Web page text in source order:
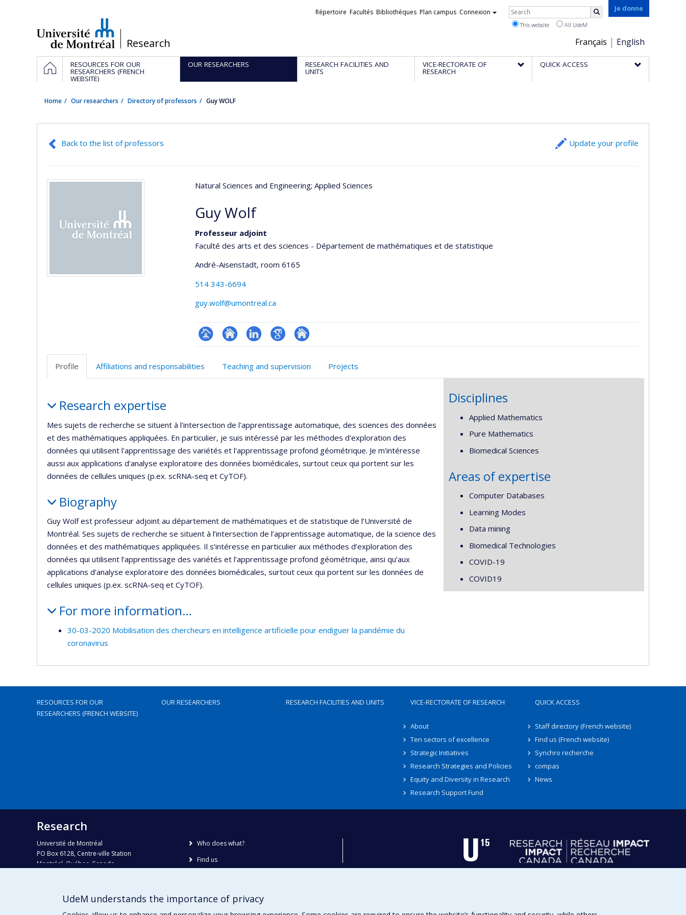
/Research
Je donne
Choix
de
la
Français English
Liens
Répertoire Facultés Bibliothèques Plan campus Connexion Rechercher
This website All UdeM
Navigation
principale
HOMERESOURCES FOR OUR
RESEARCHERS (FRENCH
WEBSITE)
OUR RESEARCHERS RESEARCH FACILITIES AND
UNITS
VICE-RECTORATE OF
RESEARCH
QUICK ACCESS
Home Our researchers Directory of professors Guy WOLF
Back to the list of professors Update your profile
Natural Sciences and Engineering; Applied Sciences
Guy Wolf
Professeur adjoint
Faculté des arts et des sciences - Département de mathématiques et de statistique
André-Aisenstadt, room 6165
514 343-6694
guy.wolf@umontreal.ca
Page
(faculté,département,école)
Site
LinkedInGoogleAutre
Profile Affiliations and responsabilities Teaching and supervision Projects
Research expertise
Mes sujets de recherche se situent à l'intersection de l'apprentissage automatique, des sciences des données
et des mathématiques appliquées. En particulier, je suis intéressé par les méthodes d'exploration des
données qui utilisent l'apprentissage des variétés et l'apprentissage profond géométrique. Je m'intéresse
aussi aux applications d'analyse exploratoire des données biomédicales, surtout ceux qui portent sur les
données de cellules uniques (p.ex. scRNA-seq et CyTOF).
Biography
Guy Wolf est professeur adjoint au département de mathématiques et de statistique de l’Université de
Montréal. Ses sujets de recherche se situent à l’intersection de l’apprentissage automatique, de la science des
données et des mathématiques appliquées. Il s’intéresse en particulier aux méthodes d’exploration des
données qui utilisent l’apprentissage des variétés et l’apprentissage profond géométrique, ainsi qu’aux
applications d’analyse exploratoire des données biomédicales, surtout ceux qui portent sur les données de
cellules uniques (p.ex. scRNA-seq et CyTOF).
For more information…
30-03-2020 Mobilisation des chercheurs en intelligence artificielle pour endiguer la pandémie du
coronavirus
Disciplines
Applied Mathematics
Pure Mathematics
Biomedical Sciences
Areas of expertise
Computer Databases
Learning Modes
Data mining
Biomedical Technologies
COVID-19
COVID19
RESOURCES FOR OUR
RESEARCHERS (FRENCH WEBSITE)
OUR RESEARCHERS RESEARCH FACILITIES AND UNITS VICE-RECTORATE OF RESEARCH
About
Ten sectors of excellence
Strategic Initiatives
Research Strategies and Policies
Equity and Diversity in Research
Research Support Fund
QUICK ACCESS
Staff directory (French website)
Find us (French website)
Synchro recherche
compas
News
Research
Université de Montréal
PO Box 6128, Centre-ville Station
Montréal, Québec, Canada
Phone : 514 343-6111, #38492
recherche@umontreal.ca
Who does what?
Find us
UdeM understands the importance of privacy